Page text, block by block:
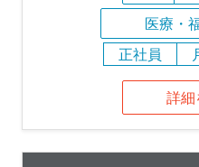
医療・
正社員
詳細